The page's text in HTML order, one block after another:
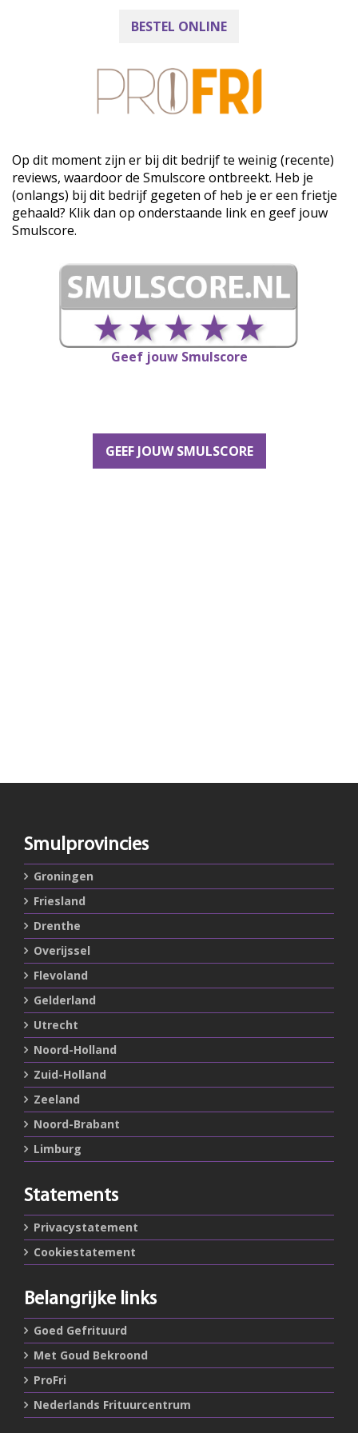
BESTEL ONLINE
Op dit moment zijn er bij dit bedrijf te weinig (recente)
reviews, waardoor de Smulscore ontbreekt. Heb je
(onlangs) bij dit bedrijf gegeten of heb je er een frietje
gehaald? Klik dan op onderstaande link en geef jouw
Smulscore.
Geef jouw Smulscore
GEEF JOUW SMULSCORE
Smulprovincies
Groningen
Friesland
Drenthe
Overijssel
Flevoland
Gelderland
Utrecht
Noord-Holland
Zuid-Holland
Zeeland
Noord-Brabant
Limburg
Statements
Privacystatement
Cookiestatement
Belangrijke links
Goed Gefrituurd
Met Goud Bekroond
ProFri
Nederlands Frituurcentrum